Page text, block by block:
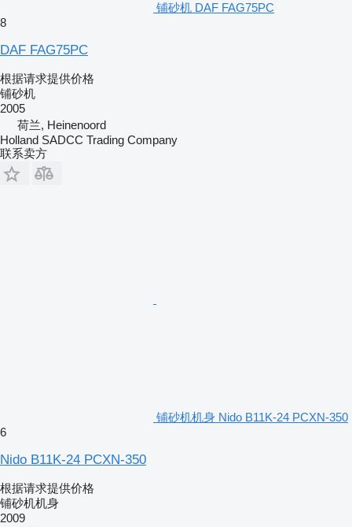
铺砂机 DAF FAG75PC
8
DAF FAG75PC
根据请求提供价格
铺砂机
2005
荷兰, Heinenoord
Holland SADCC Trading Company
联系卖方
铺砂机机身 Nido B11K-24 PCXN-350
6
Nido B11K-24 PCXN-350
根据请求提供价格
铺砂机机身
2009